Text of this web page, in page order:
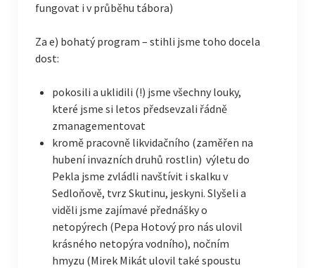
fungovat i v průběhu tábora)
Za e) bohatý program – stihli jsme toho docela
dost:
pokosili a uklidili (!) jsme všechny louky,
které jsme si letos předsevzali řádně
zmanagementovat
kromě pracovně likvidačního (zaměřen na
hubení invazních druhů rostlin) výletu do
Pekla jsme zvládli navštívit i skalku v
Sedloňově, tvrz Skutinu, jeskyni. Slyšeli a
viděli jsme zajímavé přednášky o
netopýrech (Pepa Hotový pro nás ulovil
krásného netopýra vodního), nočním
hmyzu (Mirek Mikát ulovil také spoustu